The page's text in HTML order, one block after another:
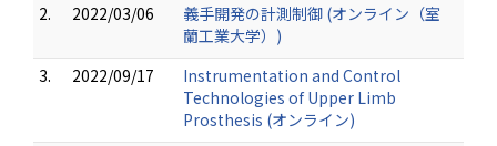
2.
2022/03/06
義手開発の計測制御 (オンライン（室
蘭工業大学）)
3.
2022/09/17
Instrumentation and Control
Technologies of Upper Limb
Prosthesis (オンライン)